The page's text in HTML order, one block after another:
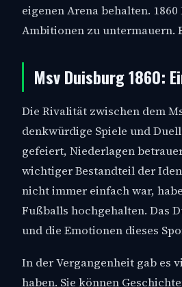
eigenen Arena behalten.
Ambitionen zu untermauern.
Msv Duisburg 1860:
Die Rivalität zwischen dem
denkwürdige Spiele und
gefeiert, Niederlagen
wichtiger Bestandteil der
nicht immer einfach war,
Fußballs hochgehalten. Das
und die Emotionen dieses
In der Vergangenheit gab es
haben. Sie können